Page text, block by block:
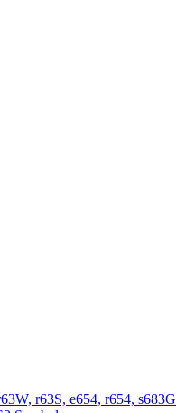
r63S, e654, r654, s683G